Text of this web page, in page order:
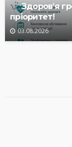
Здоров’я
пріоритет!
03.08.2026